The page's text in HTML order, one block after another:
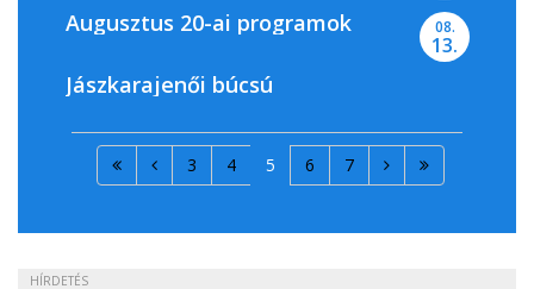
Augusztus 20-ai programok 08.
13.
Jászkarajenői búcsú
3 4 5 6 7
HÍRDETÉS